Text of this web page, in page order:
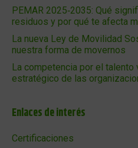
PEMAR 2025‑2035: Qué
residuos y por qué te afecta
La nueva Ley de Movilidad
nuestra forma de movernos
La competencia por el talento
estratégico de las
Enlaces de interés
Certificaciones